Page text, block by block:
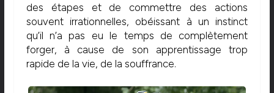
des étapes et de commettre des actions
souvent irrationnelles, obéissant à un instinct
qu’il n’a pas eu le temps de complètement
forger, à cause de son apprentissage trop
rapide de la vie, de la souffrance.